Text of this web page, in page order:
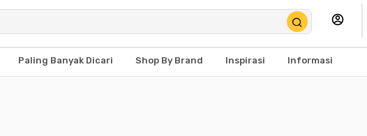
Paling Banyak Dicari Shop By Brand Inspirasi Informasi